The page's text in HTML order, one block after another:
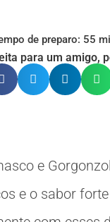
de preparo: 55
para um amigo,
e
e o sabor